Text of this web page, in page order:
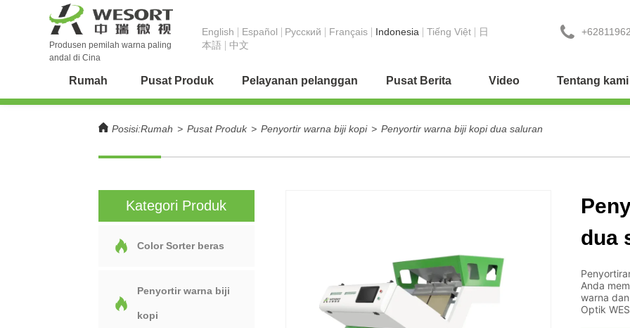
Produsen pemilah warna paling
andal di Cina
English Español Pусский Français Indonesia Tiếng Việt
日
本語
中文
Rumah Pusat Produk Pelayanan pelanggan Pusat Berita Video Tentang kami
Posisi:Rumah > Pusat Produk > Penyortir warna biji kopi > Penyortir warna biji kopi dua saluran
Kategori Produk
Color Sorter beras
Penyortir warna biji
kopi
dua
Anda
warna
Optik